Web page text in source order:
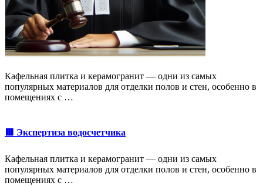
Кафельная плитка и керамогранит — одни из самых
популярных материалов для отделки полов и стен, особенно в
помещениях с …
🟥 Экспертиза водосчетчика
Кафельная плитка и керамогранит — одни из самых
популярных материалов для отделки полов и стен, особенно в
помещениях с …